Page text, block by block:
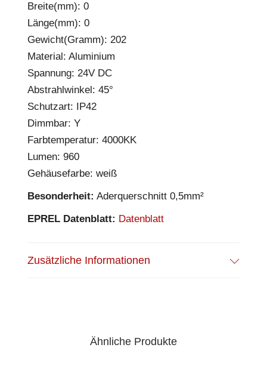
Breite(mm): 0
Länge(mm): 0
Gewicht(Gramm): 202
Material: Aluminium
Spannung: 24V DC
Abstrahlwinkel: 45°
Schutzart: IP42
Dimmbar: Y
Farbtemperatur: 4000KK
Lumen: 960
Gehäusefarbe: weiß
Besonderheit: Aderquerschnitt 0,5mm²
EPREL Datenblatt: Datenblatt
Zusätzliche Informationen
Ähnliche Produkte